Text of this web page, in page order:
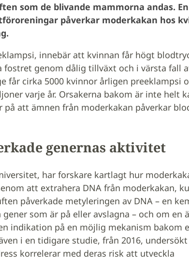
som de blivande mammorna andas.
påverkar moderkakan hos
innebär att kvinnan får högt
fostret genom dålig tillväxt och i värsta fall
får cirka 5000 kvinnor årligen preeklampsi
varje år. Orsakerna bakom är inte helt
på att ämnen från moderkakan påverkar
genernas aktivitet
har forskare kartlagt hur
att extrahera DNA från moderkakan,
påverkade metyleringen av DNA – en
som är på eller avslagna – och om en
indikation på en möjlig mekanism bakom
i en tidigare studie, från 2016,
korrelerar med deras risk att utveckla